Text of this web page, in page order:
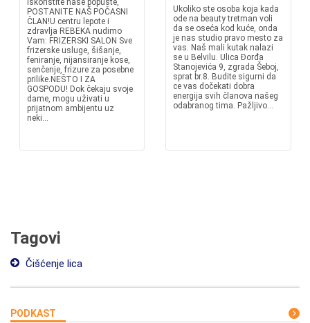
Iskoristite naše popuste,
POSTANITE NAŠ POČASNI
ČLAN!U centru lepote i
zdravlja REBEKA nudimo
Vam: FRIZERSKI SALON Sve
frizerske usluge, šišanje,
feniranje, nijansiranje kose,
senčenje, frizure za posebne
prilike.NEŠTO I ZA
GOSPODU! Dok čekaju svoje
dame, mogu uživati u
prijatnom ambijentu uz
neki...
Ukoliko ste osoba koja kada
ode na beauty tretman voli
da se oseća kod kuće, onda
je nas studio pravo mesto za
vas. Naš mali kutak nalazi
se u Belvilu. Ulica Đorđa
Stanojevića 9, zgrada Šeboj,
sprat br.8. Budite sigurni da
ce vas dočekati dobra
energija svih članova našeg
odabranog tima. Pažljivo...
Tagovi
Čišćenje lica
PODKAST